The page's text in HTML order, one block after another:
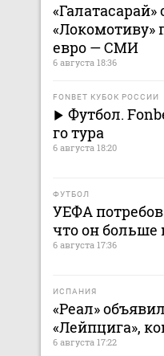
«Локомотиву»
евро — СМИ
6 августа 18:36
FONBET КУБОК РОССИИ
Футбол.
го тура
6 августа 18:20
ФУТБОЛ
УЕФА
что он больше
6 августа 17:36
ИСПАНИЯ
«Реал»
«Лейпцига»,
6 августа 17:22